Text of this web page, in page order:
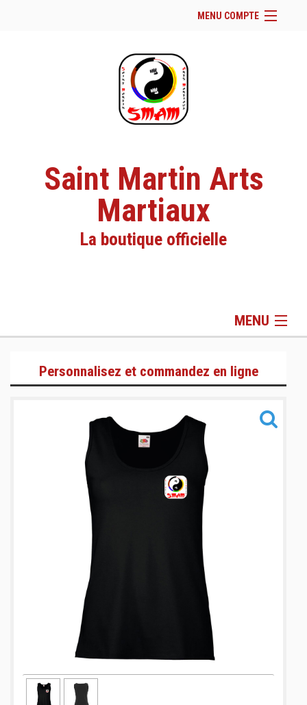
MENU COMPTE
Site Web du club
Facebook
Se connecter
Panier (vide)
Saint Martin Arts
Martiaux
La boutique officielle
MENU
Gamme Training
Informations
Personnalisez et commandez en ligne